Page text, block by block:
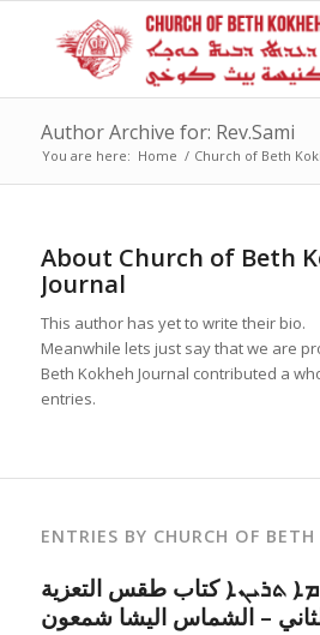
Author Archive for: Rev.Sami
You are here: Home / Church of Beth
About Church of Beth
Journal
This author has yet to write their bio.
Meanwhile lets just say that we are
Beth Kokheh Journal contributed a
entries.
ENTRIES BY CHURCH OF
ܬܪܝܢܐ كتاب طقس التعزية
– الشماس اليشا شمعون